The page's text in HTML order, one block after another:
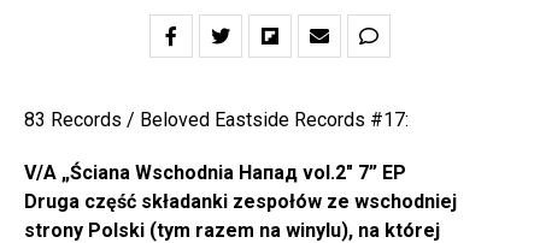
83 Records / Beloved Eastside Records #17:
V/A „Ściana Wschodnia Напад vol.2″ 7” EP
Druga część składanki zespołów ze wschodniej
strony Polski (tym razem na winylu), na której